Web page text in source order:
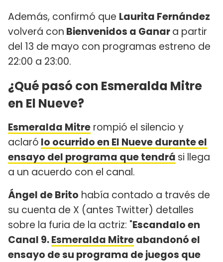
Además, confirmó que Laurita Fernández
volverá con Bienvenidos a Ganara partir
del 13 de mayo con programas estreno de
22:00 a 23:00.
¿Qué pasó con Esmeralda Mitre
en El Nueve?
Esmeralda Mitre rompió el silencio y
aclaró lo ocurrido en El Nueve durante el
ensayo del programa que tendrá si llega
a un acuerdo con el canal.
Ángel de Brito había contado a través de
su cuenta de X (antes Twitter) detalles
sobre la furia de la actriz: "Escandalo en
Canal 9.Esmeralda Mitreabandonó el
ensayo de su programa de juegos que